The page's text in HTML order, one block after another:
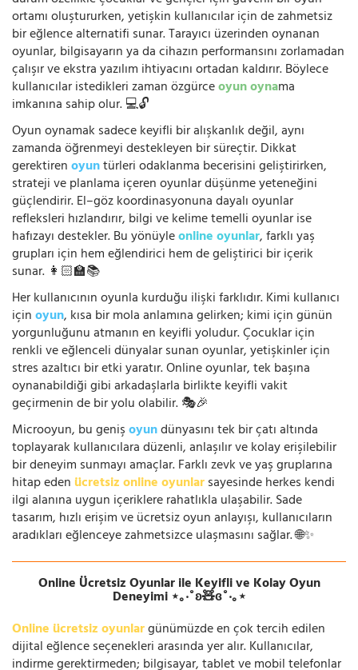
ortamı oluştururken, yetişkin kullanıcılar için de zahmetsiz
bir eğlence alternatifi sunar. Tarayıcı üzerinden oynanan
oyunlar, bilgisayarın ya da cihazın performansını zorlamadan
çalışır ve ekstra yazılım ihtiyacını ortadan kaldırır. Böylece
kullanıcılar istedikleri zaman özgürceoyun oynama
imkanına sahip olur. 💻🔓
Oyun oynamak sadece keyifli bir alışkanlık değil, aynı
zamanda öğrenmeyi destekleyen bir süreçtir. Dikkat
gerektirenoyuntürleri odaklanma becerisini geliştirirken,
strateji ve planlama içeren oyunlar düşünme yeteneğini
güçlendirir. El–göz koordinasyonuna dayalı oyunlar
refleksleri hızlandırır, bilgi ve kelime temelli oyunlar ise
hafızayı destekler. Bu yönüyleonline oyunlar, farklı yaş
grupları için hem eğlendirici hem de geliştirici bir içerik
sunar. 👩🏻‍🏫📚
Her kullanıcının oyunla kurduğu ilişki farklıdır. Kimi kullanıcı
içinoyun, kısa bir mola anlamına gelirken; kimi için günün
yorgunluğunu atmanın en keyifli yoludur. Çocuklar için
renkli ve eğlenceli dünyalar sunan oyunlar, yetişkinler için
stres azaltıcı bir etki yaratır. Online oyunlar, tek başına
oynanabildiği gibi arkadaşlarla birlikte keyifli vakit
geçirmenin de bir yolu olabilir. 🎭🎉
Microoyun, bu genişoyundünyasını tek bir çatı altında
toplayarak kullanıcılara düzenli, anlaşılır ve kolay erişilebilir
bir deneyim sunmayı amaçlar. Farklı zevk ve yaş gruplarına
hitap eden ücretsiz online oyunlarsayesinde herkes kendi
ilgi alanına uygun içeriklere rahatlıkla ulaşabilir. Sade
tasarım, hızlı erişim ve ücretsiz oyun anlayışı, kullanıcıların
aradıkları eğlenceye zahmetsizce ulaşmasını sağlar. 🌐✨
Online Ücretsiz Oyunlar ile Keyifli ve Kolay Oyun
Deneyimi ⋆｡‧˚ʚ🧸ɞ˚‧｡⋆
Online ücretsiz oyunlargünümüzde en çok tercih edilen
dijital eğlence seçenekleri arasında yer alır. Kullanıcılar,
indirme gerektirmeden; bilgisayar, tablet ve mobil telefonlar